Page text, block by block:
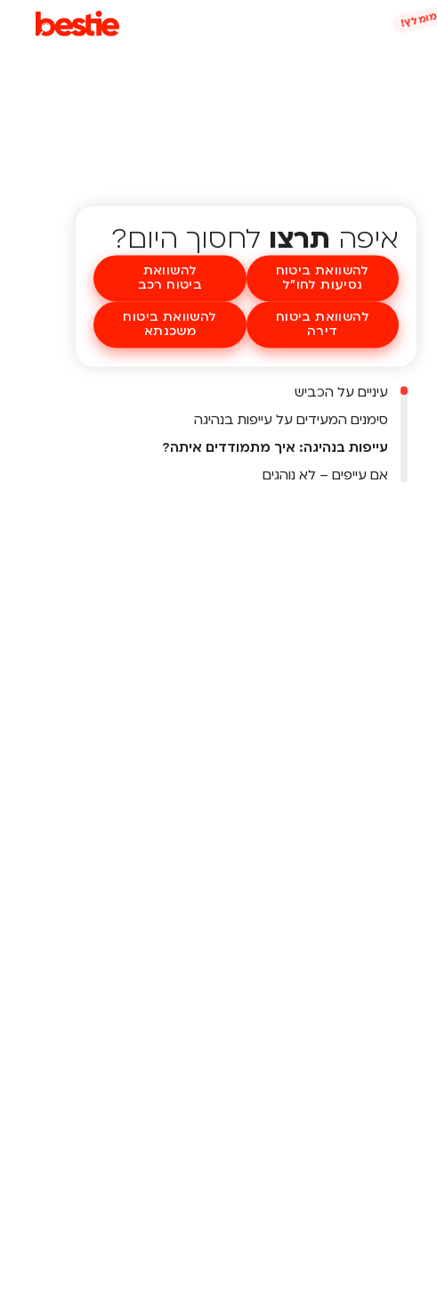
איפה תרצו לחסוך היום?
להשוואת ביטוח
נסיעות לחו"ל
להשוואת
ביטוח רכב
להשוואת ביטוח
דירה
להשוואת ביטוח
משכנתא
עיניים על הכביש
סימנים המעידים על עייפות בנהיגה
עייפות בנהיגה: איך מתמודדים איתה?
אם עייפים – לא נוהגים